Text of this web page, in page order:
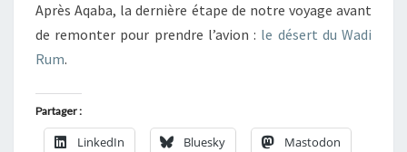
Après Aqaba, la dernière étape de notre voyage avant
de remonter pour prendre l’avion : le désert du Wadi
Rum.
Partager :
LinkedIn Bluesky Mastodon